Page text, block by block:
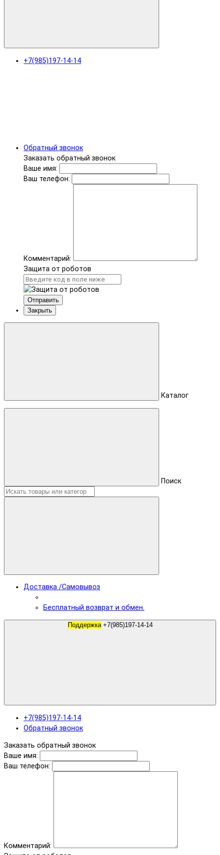
+7(985)197-14-14
Обратный звонок
Заказать обратный звонок
Ваше имя:
Ваш телефон:
Комментарий:
Защита от роботов
Отправить
Закрыть
Каталог
Поиск
Доставка /Самовывоз
Бесплатный возврат и обмен.
Поддержка +7(985)197-14-14
+7(985)197-14-14
Обратный звонок
Заказать обратный звонок
Ваше имя:
Ваш телефон:
Комментарий: